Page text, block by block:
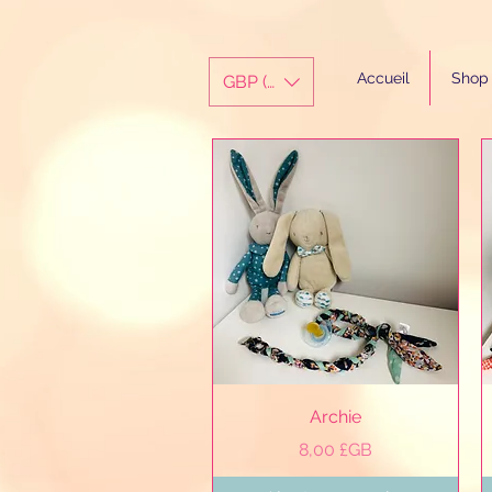
GBP (£) Accueil Shop
Aperçu rapide
Archie
Prix
8,00 £GB